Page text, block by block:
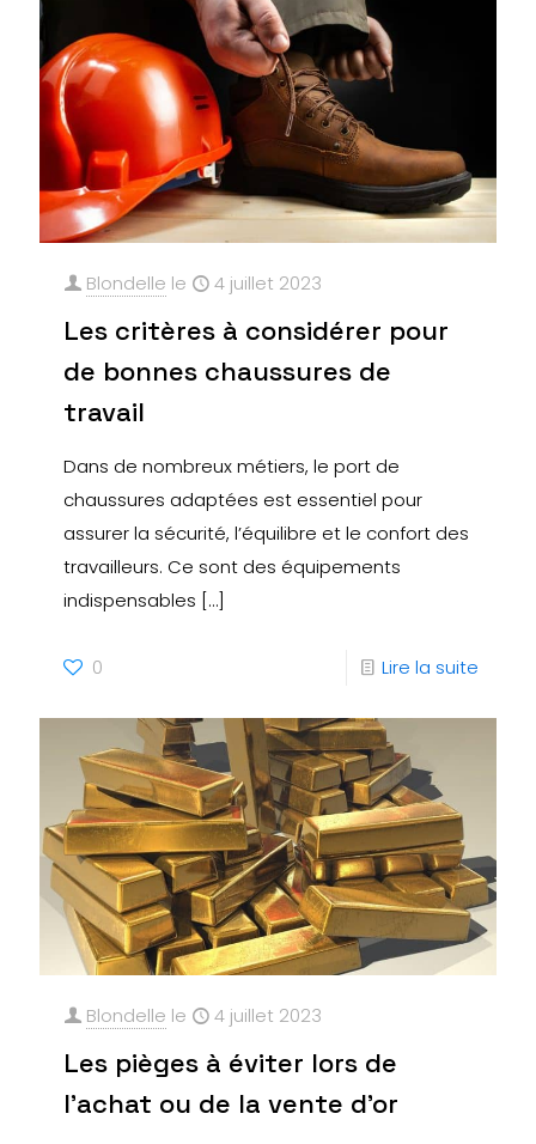
Blondelle le 4 juillet 2023
Les critères à considérer pour
de bonnes chaussures de
travail
Dans de nombreux métiers, le port de
chaussures adaptées est essentiel pour
assurer la sécurité, l’équilibre et le confort des
travailleurs. Ce sont des équipements
indispensables […]
0 Lire la suite
Blondelle le 4 juillet 2023
Les pièges à éviter lors de
l’achat ou de la vente d’or